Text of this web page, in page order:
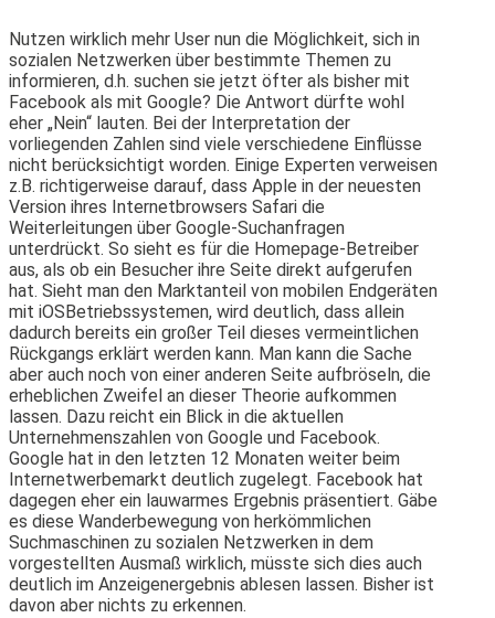
Nutzen wirklich mehr User nun die Möglichkeit, sich in
sozialen Netzwerken über bestimmte Themen zu
informieren, d.h. suchen sie jetzt öfter als bisher mit
Facebook als mit Google? Die Antwort dürfte wohl
eher „Nein“ lauten. Bei der Interpretation der
vorliegenden Zahlen sind viele verschiedene Einflüsse
nicht berücksichtigt worden. Einige Experten verweisen
z.B. richtigerweise darauf, dass Apple in der neuesten
Version ihres Internetbrowsers Safari die
Weiterleitungen über Google­-Suchanfragen
unterdrückt. So sieht es für die Homepage-­Betreiber
aus, als ob ein Besucher ihre Seite direkt aufgerufen
hat. Sieht man den Marktanteil von mobilen Endgeräten
mit iOS­Betriebssystemen, wird deutlich, dass allein
dadurch bereits ein großer Teil dieses vermeintlichen
Rückgangs erklärt werden kann. Man kann die Sache
aber auch noch von einer anderen Seite aufbröseln, die
erheblichen Zweifel an dieser Theorie aufkommen
lassen. Dazu reicht ein Blick in die aktuellen
Unternehmenszahlen von Google und Facebook.
Google hat in den letzten 12 Monaten weiter beim
Internetwerbemarkt deutlich zugelegt. Facebook hat
dagegen eher ein lauwarmes Ergebnis präsentiert. Gäbe
es diese Wanderbewegung von herkömmlichen
Suchmaschinen zu sozialen Netzwerken in dem
vorgestellten Ausmaß wirklich, müsste sich dies auch
deutlich im Anzeigenergebnis ablesen lassen. Bisher ist
davon aber nichts zu erkennen.